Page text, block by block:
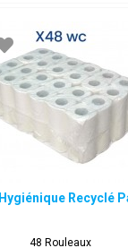
Recyclé
48 Rouleaux